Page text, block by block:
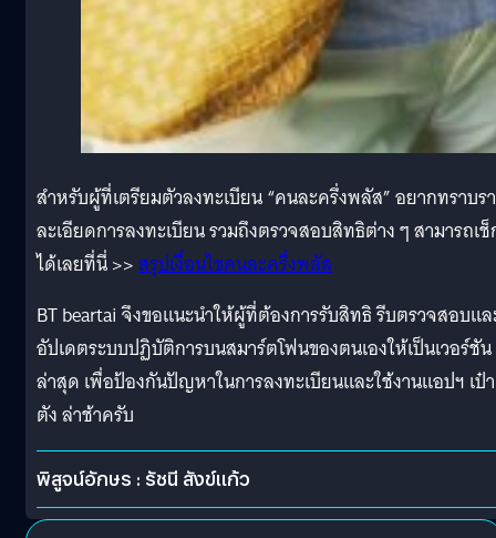
สำหรับผู้ที่เตรียมตัวลงทะเบียน “คนละครึ่งพลัส” อยากทราบร
ละเอียดการลงทะเบียน รวมถึงตรวจสอบสิทธิต่าง ๆ สามารถเ
ได้เลยที่นี่ >>สรุปเงื่อนไขคนละครึ่งพลัส
BT beartai จึงขอแนะนำให้ผู้ที่ต้องการรับสิทธิ รีบตรวจสอบแ
อัปเดตระบบปฏิบัติการบนสมาร์ตโฟนของตนเองให้เป็นเวอร์ชัน
ล่าสุด เพื่อป้องกันปัญหาในการลงทะเบียนและใช้งานแอปฯ เป๋า
ตัง ล่าช้าครับ
พิสูจน์อักษร : รัชนี สังข์แก้ว